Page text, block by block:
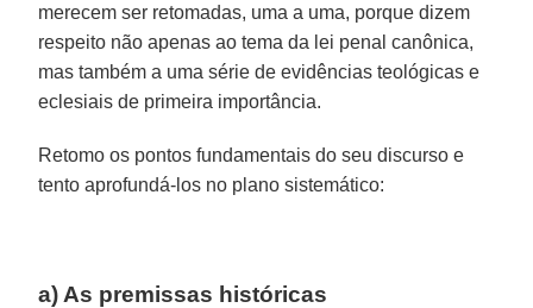
merecem ser retomadas, uma a uma, porque dizem
respeito não apenas ao tema da lei penal canônica,
mas também a uma série de evidências teológicas e
eclesiais de primeira importância.
Retomo os pontos fundamentais do seu discurso e
tento aprofundá-los no plano sistemático:
a) As premissas históricas